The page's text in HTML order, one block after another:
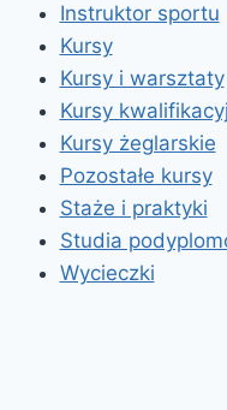
Instruktor sportu
Kursy
Kursy i warsztaty
Kursy
Kursy żeglarskie
Pozostałe kursy
Staże i praktyki
Studia
Wycieczki